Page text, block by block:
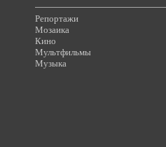
Репортажи
Мозаика
Кино
Мультфильмы
Музыка